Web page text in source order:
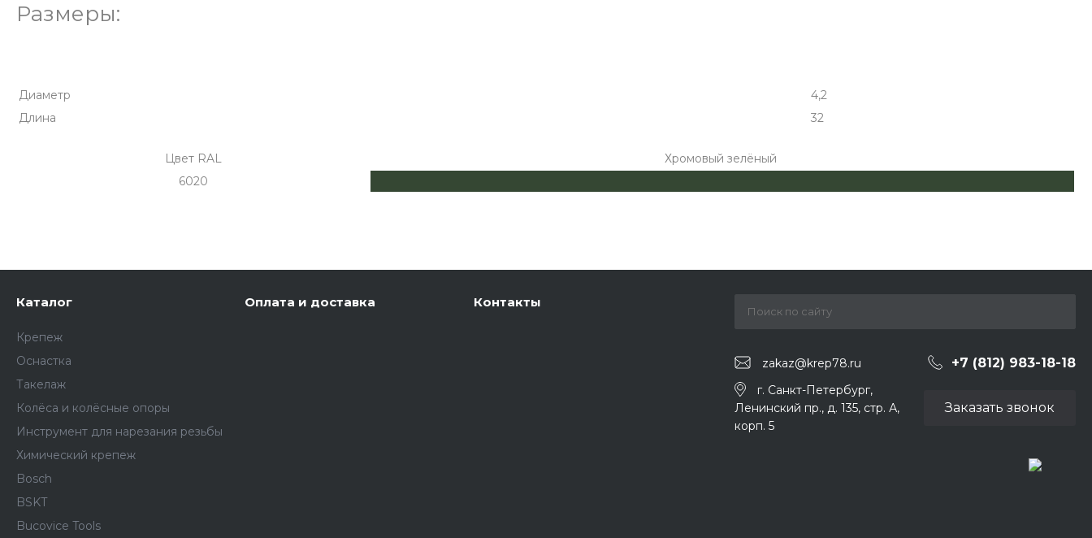
Размеры:
Диаметр
4,2
Длина
32
Цвет RAL
Хромовый зелёный
6020
Каталог
Крепеж
Оснастка
Такелаж
Колёса и колëсные опоры
Инструмент для нарезания резьбы
Химический крепеж
Bosch
BSKT
Bucovice Tools
Оплата и доставка Контакты
zakaz@krep78.ru +7 (812) 983-18-18
г. Санкт-Петербург,
Ленинский пр., д. 135, стр. А,
корп. 5
Заказать звонок